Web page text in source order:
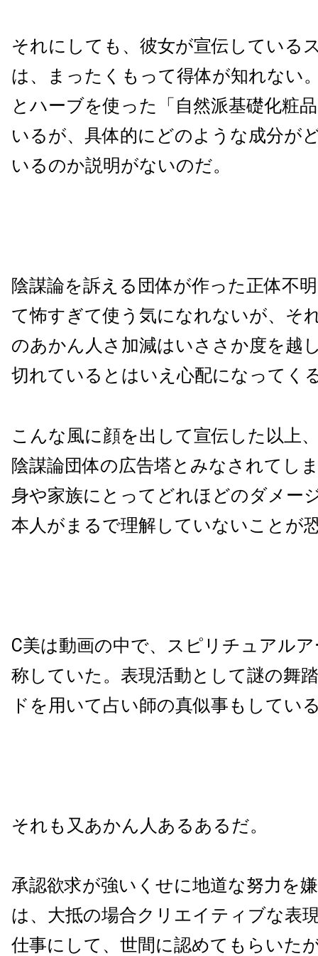
それにしても、彼女が宣伝している
は、まったくもって得体が知れない
とハーブを使った「自然派基礎化粧
いるが、具体的にどのような成分が
いるのか説明がないのだ。
陰謀論を訴える団体が作った正体不
て怖すぎて使う気になれないが、そ
のあかん人さ加減はいささか度を越
切れているとはいえ心配になってく
こんな風に顔を出して宣伝した以上
陰謀論団体の広告塔とみなされてし
身や家族にとってどれほどのダメー
本人がまるで理解していないことが
C美は動画の中で、スピリチュアル
称していた。表現活動として謎の舞
ドを用いて占い師の真似事もしてい
それも又あかん人あるあるだ。
承認欲求が強いくせに地道な努力を
は、大抵の場合クリエイティブな表
仕事にして、世間に認めてもらいた